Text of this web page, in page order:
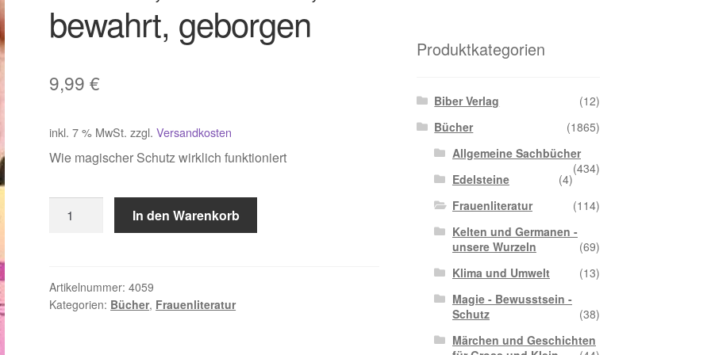
bewahrt, geborgen
9,99€
inkl. 7 % MwSt. zzgl.Versandkosten
Wie magischer Schutz wirklich funktioniert
Beschützt,
Menge
In den Warenkorb
Artikelnummer:4059
Kategorien: Bücher, Frauenliteratur
Produktkategorien
Biber Verlag
(12)
Bücher
(1865)
Allgemeine Sachbücher
(434)
Edelsteine
(4)
Frauenliteratur
(114)
Kelten und Germanen -
unsere Wurzeln
(69)
Klima und Umwelt
(13)
Magie - Bewusstsein -
Schutz
(38)
Märchen und Geschichten